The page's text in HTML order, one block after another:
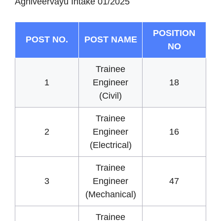
POST NO. POST NAME
POSITION
NO
1
Trainee
Engineer
(Civil)
18
2
Trainee
Engineer
(Electrical)
16
3
Trainee
Engineer
(Mechanical)
47
Trainee